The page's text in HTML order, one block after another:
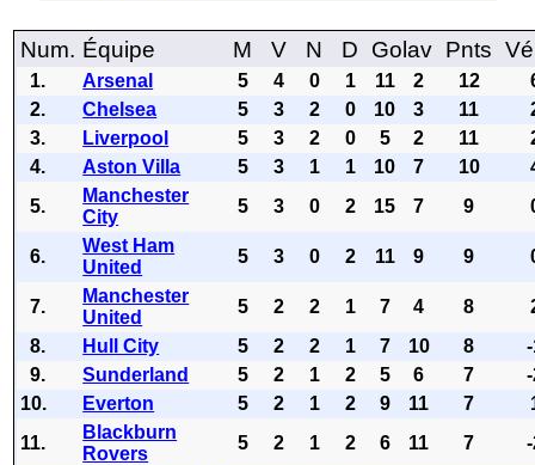
Num. Équipe M V N D Golav Pnts
1. Arsenal 5 4 0 1 11 2 12
2.
Chelsea 5 3 2 0 10 3 11
3.
Liverpool 5 3 2 0 5 2 11
4.
Aston Villa 5 3 1 1 10 7 10
5.
Manchester
City
5 3 0 2 15 7 9
6.
West Ham
United
5 3 0 2 11 9 9
7.
Manchester
United
5 2 2 1 7 4 8
8.
Hull City 5 2 2 1 7 10 8
9.
Sunderland 5 2 1 2 5 6 7
10.
Everton 5 2 1 2 9 11 7
11.
Blackburn
Rovers
5 2 1 2 6 11 7